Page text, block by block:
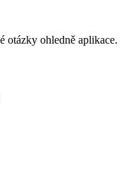
otázky ohledně aplikace.